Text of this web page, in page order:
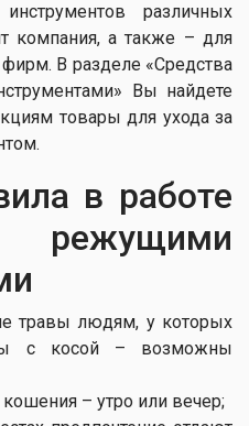
различных
компания, а также – для
В разделе «Средства
Вы найдете
товары для ухода за
в работе
травы людям, у которых
с косой – возможны
– утро или вечер;